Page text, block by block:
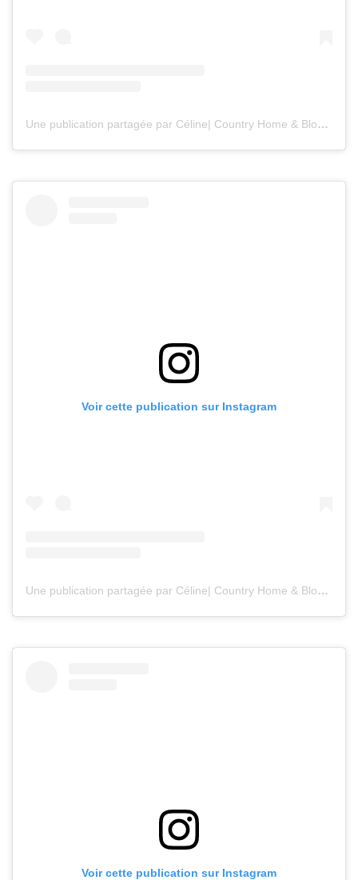
Une publication partagée par Céline| Country Home & Blooms (@countryhomeandblooms)
Voir cette publication sur Instagram
Une publication partagée par Céline| Country Home & Blooms (@countryhomeandblooms)
Voir cette publication sur Instagram